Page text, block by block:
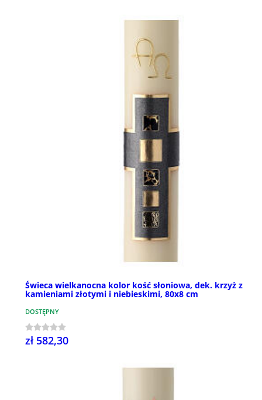
Świeca wielkanocna kolor kość słoniowa, dek. krzyż z
kamieniami złotymi i niebieskimi, 80x8 cm
DOSTĘPNY
zł 582,30